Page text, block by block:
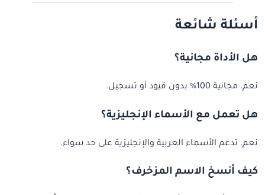
أسئلة شائعة
هل الأداة مجانية؟
نعم، مجانية 100% بدون قيود أو تسجيل.
هل تعمل مع الأسماء الإنجليزية؟
نعم، تدعم الأسماء العربية والإنجليزية على حد سواء.
كيف أنسخ الاسم المزخرف؟